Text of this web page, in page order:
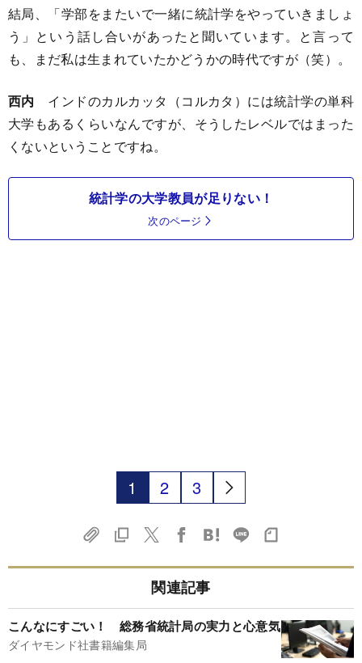
結局、「学部をまたいで一緒に統計学をやっていきましょ
う」という話し合いがあったと聞いています。と言って
も、まだ私は生まれていたかどうかの時代ですが（笑）。
西内 インドのカルカッタ（コルカタ）には統計学の単科
大学もあるくらいなんですが、そうしたレベルではまった
くないということですね。
統計学の大学教員が足りない！
次のページ
1 2 3
関連記事
こんなにすごい！ 総務省統計局の実力と心意気
ダイヤモンド社書籍編集局